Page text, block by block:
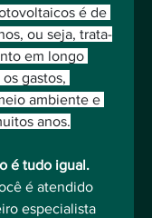
é de
ou seja, trata-
em longo
gastos,
ambiente e
anos.
é tudo igual.
é atendido
especialista